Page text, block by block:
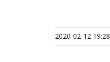
2020-02-12 19:28